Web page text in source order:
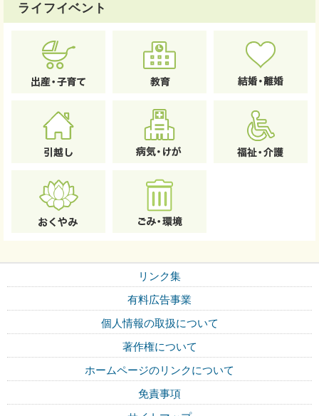
ライフイベント
リンク集
有料広告事業
個人情報の取扱について
著作権について
ホームページのリンクについて
免責事項